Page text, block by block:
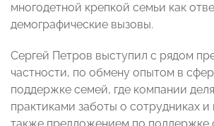
многодетной крепкой семьи как
демографические вызовы.
Сергей Петров выступил с рядом
частности, по обмену опытом в
поддержке семей, где компании
практиками заботы о сотрудниках и